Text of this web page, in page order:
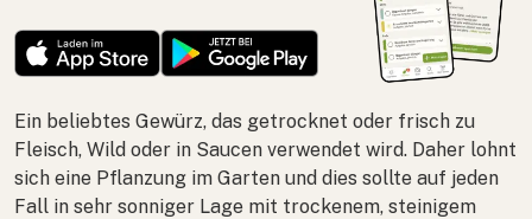
Ein beliebtes Gewürz, das getrocknet oder frisch zu
Fleisch, Wild oder in Saucen verwendet wird. Daher lohnt
sich eine Pflanzung im Garten und dies sollte auf jeden
Fall in sehr sonniger Lage mit trockenem, steinigem